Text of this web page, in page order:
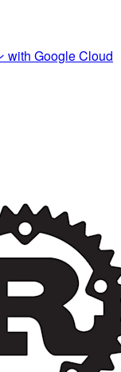
with Google Cloud